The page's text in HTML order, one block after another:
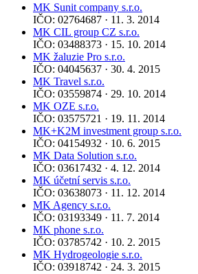
MK Sunit company s.r.o.
IČO: 02764687 · 11. 3. 2014
MK CIL group CZ s.r.o.
IČO: 03488373 · 15. 10. 2014
MK žaluzie Pro s.r.o.
IČO: 04045637 · 30. 4. 2015
MK Travel s.r.o.
IČO: 03559874 · 29. 10. 2014
MK OZE s.r.o.
IČO: 03575721 · 19. 11. 2014
MK+K2M investment group s.r.o.
IČO: 04154932 · 10. 6. 2015
MK Data Solution s.r.o.
IČO: 03617432 · 4. 12. 2014
MK účetní servis s.r.o.
IČO: 03638073 · 11. 12. 2014
MK Agency s.r.o.
IČO: 03193349 · 11. 7. 2014
MK phone s.r.o.
IČO: 03785742 · 10. 2. 2015
MK Hydrogeologie s.r.o.
IČO: 03918742 · 24. 3. 2015